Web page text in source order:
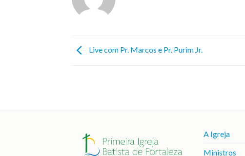
Live com Pr. Marcos e Pr. Purim Jr.
A Igreja
Ministros